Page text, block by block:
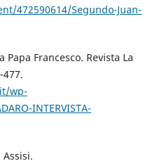
472590614/Segundo-Juan-
Francesco. Revista La
wp-
INTERVISTA-